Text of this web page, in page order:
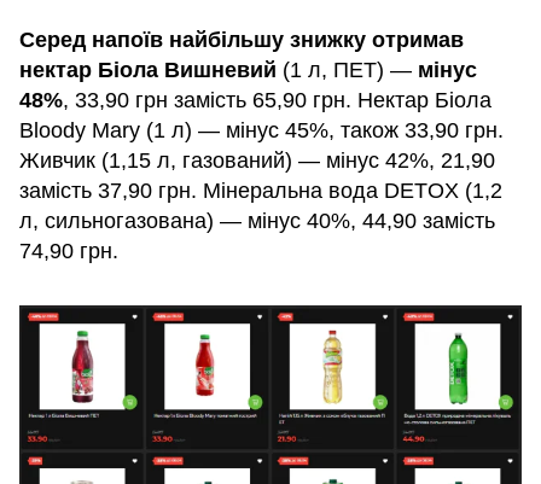
Серед напоїв найбільшу знижку отримав
нектар Біола Вишневий (1 л, ПЕТ) — мінус
48%, 33,90 грн замість 65,90 грн. Нектар Біола
Bloody Mary (1 л) — мінус 45%, також 33,90 грн.
Живчик (1,15 л, газований) — мінус 42%, 21,90
замість 37,90 грн. Мінеральна вода DETOX (1,2
л, сильногазована) — мінус 40%, 44,90 замість
74,90 грн.